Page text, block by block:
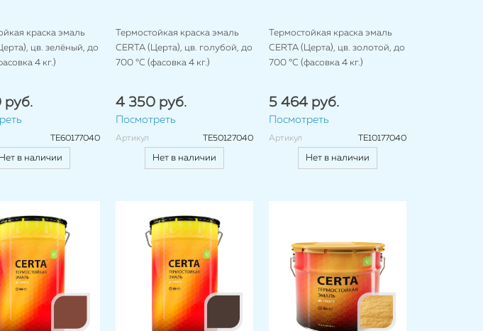
краска эмаль
цв. зелёный, до
4 кг.)
руб.
TE60177040
Нет в наличии
Термостойкая краска эмаль
CERTA (Церта), цв. голубой, до
700 °C (фасовка 4 кг.)
4 350 руб.
Посмотреть
Артикул TE50127040
Нет в наличии
Термостойкая краска эмаль
CERTA (Церта), цв. золотой, до
700 °C (фасовка 4 кг.)
5 464 руб.
Посмотреть
Артикул TE10177040
Нет в наличии